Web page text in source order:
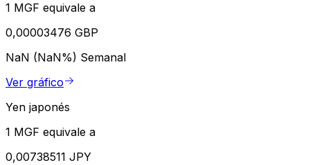
1 MGF equivale a
0,00003476 GBP
NaN (NaN%) Semanal
Ver gráfico
Yen japonés
1 MGF equivale a
0,00738511 JPY